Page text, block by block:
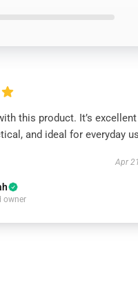
this product. It’s excellent
and ideal for everyday
Apr
owner